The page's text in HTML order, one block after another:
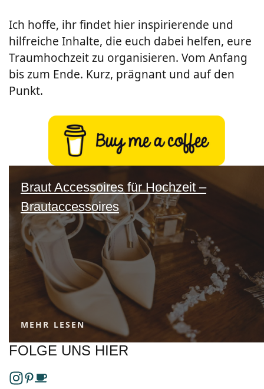
Ich hoffe, ihr findet hier inspirierende und
hilfreiche Inhalte, die euch dabei helfen, eure
Traumhochzeit zu organisieren. Vom Anfang
bis zum Ende. Kurz, prägnant und auf den
Punkt.
Braut Accessoires für Hochzeit –
Brautaccessoires
MEHR LESEN
FOLGE UNS HIER